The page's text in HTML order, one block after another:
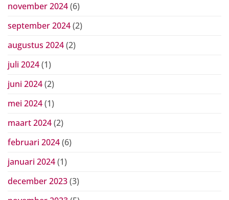
november 2024(6)
september 2024(2)
augustus 2024(2)
juli 2024(1)
juni 2024(2)
mei 2024(1)
maart 2024(2)
februari 2024(6)
januari 2024(1)
december 2023(3)